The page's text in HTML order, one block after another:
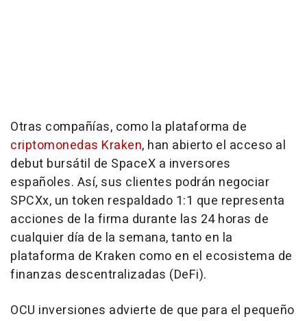
Otras compañías, como la plataforma de
criptomonedas Kraken, han abierto el acceso al
debut bursátil de SpaceX a inversores
españoles. Así, sus clientes podrán negociar
SPCXx, un token respaldado 1:1 que representa
acciones de la firma durante las 24 horas de
cualquier día de la semana, tanto en la
plataforma de Kraken como en el ecosistema de
finanzas descentralizadas (DeFi).
OCU inversiones advierte de que para el pequeño